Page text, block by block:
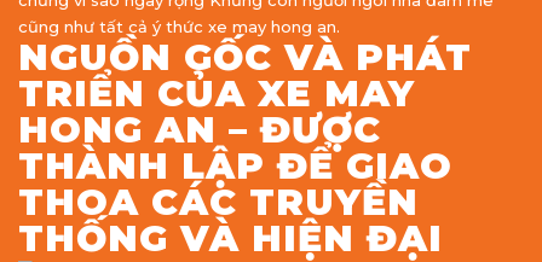
cũng như tất cả ý thức xe may hong an.
NGUỒN GỐC VÀ PHÁT
TRIỂN CỦA XE MAY
HONG AN – ĐƯỢC
THÀNH LẬP ĐỂ GIAO
THOA CÁC TRUYỀN
THỐNG VÀ HIỆN ĐẠI